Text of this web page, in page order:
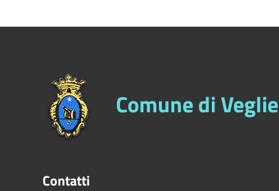
Comune di Veglie
Contatti